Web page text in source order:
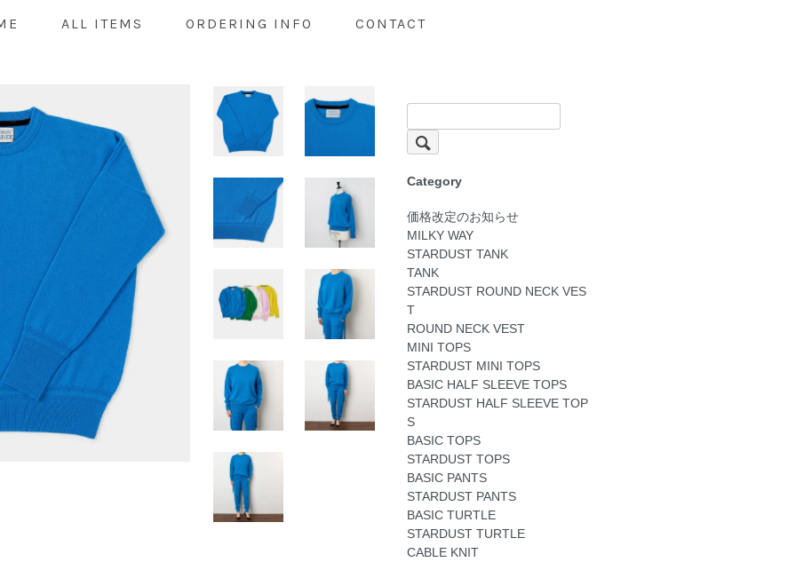
ALL ITEMS ORDERING INFO CONTACT
Category
価格改定のお知らせ
MILKY WAY
STARDUST TANK
TANK
STARDUST ROUND NECK VES
T
ROUND NECK VEST
MINI TOPS
STARDUST MINI TOPS
BASIC HALF SLEEVE TOPS
STARDUST HALF SLEEVE TOP
S
BASIC TOPS
STARDUST TOPS
BASIC PANTS
STARDUST PANTS
BASIC TURTLE
STARDUST TURTLE
CABLE KNIT